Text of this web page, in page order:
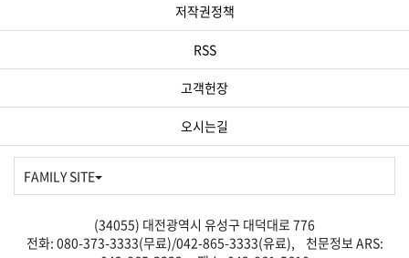
저작권정책
RSS
고객헌장
오시는길
FAMILY SITE
(34055) 대전광역시 유성구 대덕대로 776
전화: 080-373-3333(무료)/042-865-3333(유료), 천문정보 ARS: